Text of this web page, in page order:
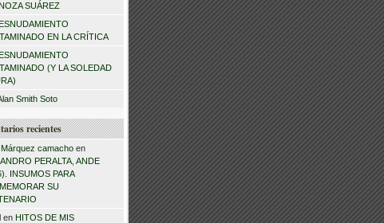
SUÁREZ
EN LA CRÍTICA
(Y LA SOLEDAD
Smith Soto
recientes
camachoen
PERALTA, ANDE
INSUMOS PARA
SU
en HITOS DE MIS